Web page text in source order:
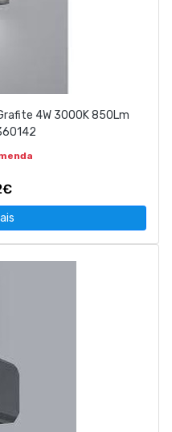
4W 3000K 850Lm